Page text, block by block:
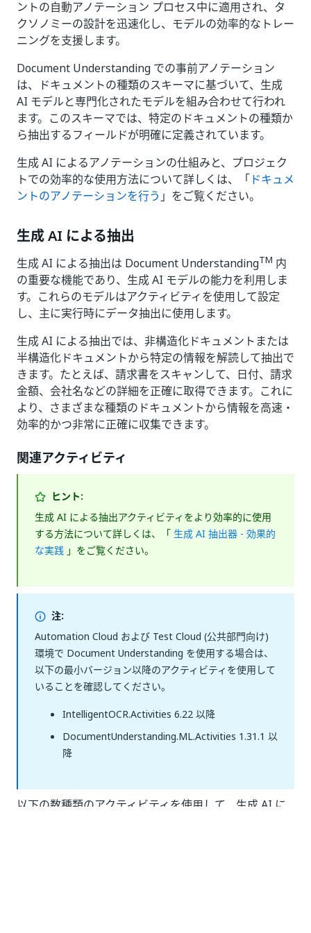
ントの自動アノテーション プロセス中に適用され、タ
クソノミーの設計を迅速化し、モデルの効率的なトレー
ニングを支援します。
Document Understanding での事前アノテーション
は、ドキュメントの種類のスキーマに基づいて、生成
AI モデルと専門化されたモデルを組み合わせて行われ
ます。このスキーマでは、特定のドキュメントの種類か
ら抽出するフィールドが明確に定義されています。
生成 AI によるアノテーションの仕組みと、プロジェク
トでの効率的な使用方法について詳しくは、「ドキュメ
ントのアノテーションを行う 」をご覧ください。
生成 AI による抽出
生成 AI による抽出は Document UnderstandingTM 内
の重要な機能であり、生成 AI モデルの能力を利用しま
す。これらのモデルはアクティビティを使用して設定
し、主に実行時にデータ抽出に使用します。
生成 AI による抽出では、非構造化ドキュメントまたは
半構造化ドキュメントから特定の情報を解読して抽出で
きます。たとえば、請求書をスキャンして、日付、請求
金額、会社名などの詳細を正確に取得できます。これに
より、さまざまな種類のドキュメントから情報を高速・
効率的かつ非常に正確に収集できます。
関連アクティビティ
ヒント:
生成 AI による抽出アクティビティをより効率的に使用
する方法について詳しくは、「生成 AI 抽出器 - 効果的
な実践 」をご覧ください。
注:
Automation Cloud および Test Cloud (公共部門向け)
環境で Document Understanding を使用する場合は、
以下の最小バージョン以降のアクティビティを使用して
いることを確認してください。
IntelligentOCR.Activities 6.22 以降
DocumentUnderstanding.ML.Activities 1.31.1 以
降
以下の数種類のアクティビティを使用して、生成 AI に